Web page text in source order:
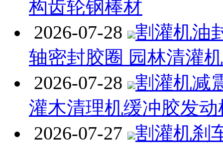
构齿轮钢棒材
2026-07-28
割灌机油
轴密封胶圈 园林清灌
2026-07-28
割灌机减
灌木清理机缓冲胶发
2026-07-27
割灌机刹